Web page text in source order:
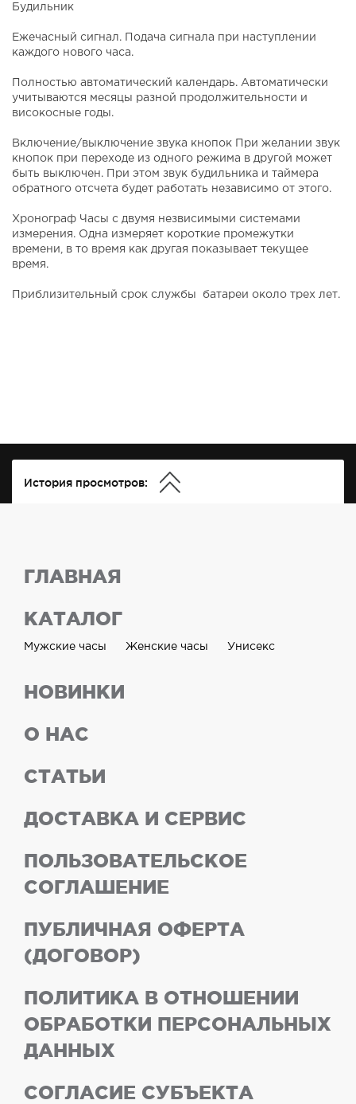
Будильник
Ежечасный сигнал. Подача сигнала при наступлении
каждого нового часа.
Полностью автоматический календарь. Автоматически
учитываются месяцы разной продолжительности и
високосные годы.
Включение/выключение звука кнопок При желании звук
кнопок при переходе из одного режима в другой может
быть выключен. При этом звук будильника и таймера
обратного отсчета будет работать независимо от этого.
Хронограф Часы с двумя незвисимыми системами
измерения. Одна измеряет короткие промежутки
времени, в то время как другая показывает текущее
время.
Приблизительный срок службы батареи около трех лет.
История просмотров:
ГЛАВНАЯ
КАТАЛОГ
Мужские часы Женские часы Унисекс
НОВИНКИ
О НАС
СТАТЬИ
ДОСТАВКА И СЕРВИС
ПОЛЬЗОВАТЕЛЬСКОЕ
СОГЛАШЕНИЕ
ПУБЛИЧНАЯ ОФЕРТА
(ДОГОВОР)
ПОЛИТИКА В ОТНОШЕНИИ
ОБРАБОТКИ ПЕРСОНАЛЬНЫХ
ДАННЫХ
СОГЛАСИЕ СУБЪЕКТА